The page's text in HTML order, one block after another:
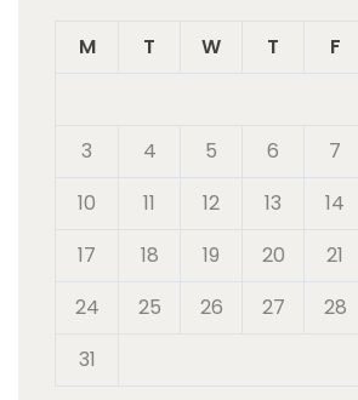
M T W T F
3
4 5 6 7
10
11 12 13 14
17
18 19 20 21
24
25 26 27 28
31